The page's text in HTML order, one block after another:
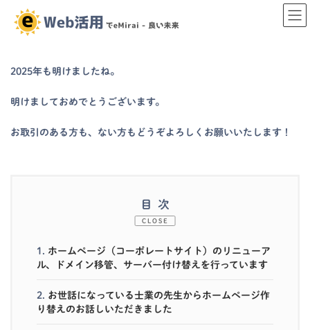
2025年も明けましたね。
明けましておめでとうございます。
お取引のある方も、ない方もどうぞよろしくお願いいたします！
目次
CLOSE
1. ホームページ（コーポレートサイト）のリニューア
ル、ドメイン移管、サーバー付け替えを行っています
2. お世話になっている士業の先生からホームページ作
り替えのお話しいただきました